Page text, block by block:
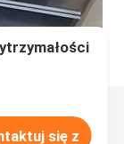
się z